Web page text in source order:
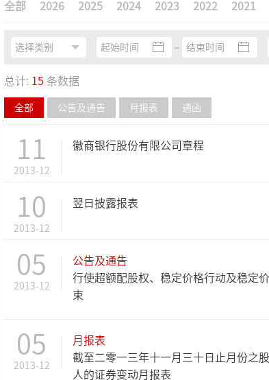
全部 2026 2025 2024 2023 2022 2021
总计: 15 条数据
全部 公告及通告 月报表 通函
11
2013-12
徽商银行股份有限公司章程
10
2013-12
翌日披露报表
05
2013-12
公告及通告
行使超额配股权、稳定价格行动及稳定
束
05
2013-12
月报表
截至二零一三年十一月三十日止月份之
人的证券变动月报表